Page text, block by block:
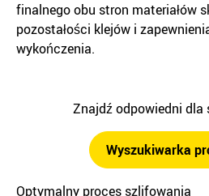
finalnego obu stron materiałów
pozostałości klejów i
wykończenia.
Znajdź odpowiedni dla
Wyszukiwarka
Optymalny proces szlifowania